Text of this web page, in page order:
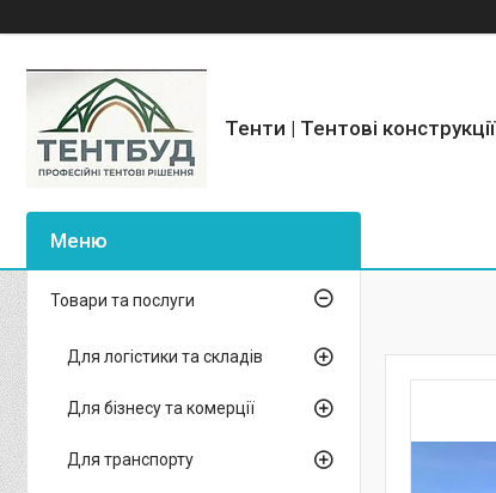
Тенти | Тентові конструкції
Товари та послуги
Для логістики та складів
Для бізнесу та комерції
Для транспорту